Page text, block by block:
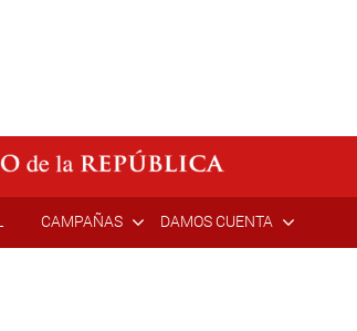
CAMPAÑAS DAMOS CUENTA